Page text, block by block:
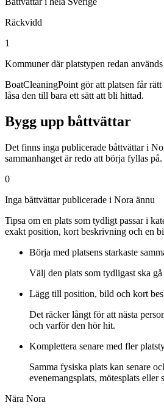
Räckvidd
1
Kommuner där platstypen redan används
BoatCleaningPoint gör att platsen får
låsa den till bara ett sätt att bli hittad.
Bygg upp båttvättar
Det finns inga publicerade båttvättar i
sammanhanget är redo att börja fyllas på.
0
Inga båttvättar publicerade i Nora ännu
Tipsa om en plats som tydligt passar i
exakt position, kort beskrivning och en
Börja med platsens starkaste
Välj den plats som tydligast ska
Lägg till position, bild och kort
Det räcker långt för att nästa
och varför den hör hit.
Komplettera senare med fler
Samma fysiska plats kan senare
evenemangsplats, mötesplats eller
Nära Nora